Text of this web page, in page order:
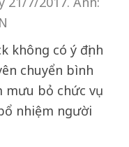
không có ý định
chuyển bình
bỏ chức vụ
nhiệm người